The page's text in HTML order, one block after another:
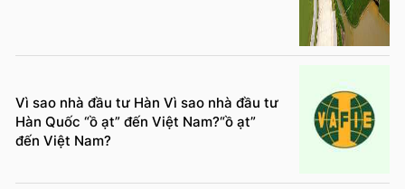
Vì sao nhà đầu tư Hàn Vì sao nhà đầu tư
Hàn Quốc “ồ ạt” đến Việt Nam?“ồ ạt”
đến Việt Nam?